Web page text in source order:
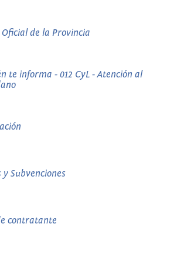
de la Provincia
te informa - 012 CyL - Atención al
y Subvenciones
contratante